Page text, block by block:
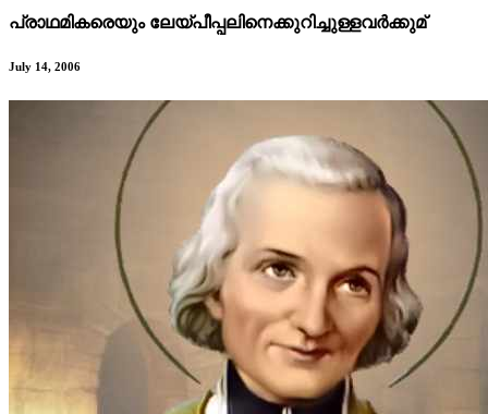
പ്രാഥമികരെയും ലേയ്പീപ്പലിനെക്കുറിച്ചുള്ളവർക്കുമ്
July 14, 2006